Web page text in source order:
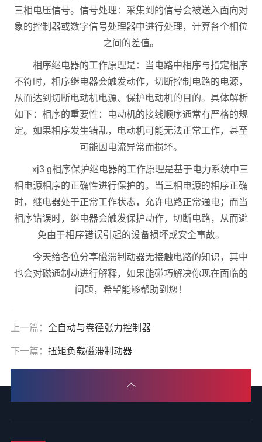
三相电压信号。信号处理：采集到的信号会被送入面向对
象的控制器或数字信号处理器中进行处理，计算各个相位
之间的差值。
相序继电器的工作原理是：当电路中相序与指定相序
不符时，相序继电器会触发动作，切断控制电路的电源，
从而达到切断电动机电源、保护电动机的目的。具体解析
如下：相序的重要性：电动机的接线顺序通常有严格的规
定。如果相序发生错乱，电动机可能无法正常工作，甚至
可能因电流异常而损坏。
xj3 g相序保护继电器的工作原理是基于电力系统中三
相电源相序的正确性进行保护的。当三相电源的相序正确
时，继电器处于正常工作状态，允许电路正常通电；而当
相序错误时，继电器会触发保护动作，切断电路，从而避
免由于相序错误引起的设备损坏或安全事故。
今天给各位分享磁滞制动器无接触电路的知识，其中
也会对磁通制动进行解释，如果能碰巧解决你现在面临的
问题，希望能够帮助到您！
上一篇： 全自动与卷径张力控制器
下一篇： 扭矩负载磁滞制动器